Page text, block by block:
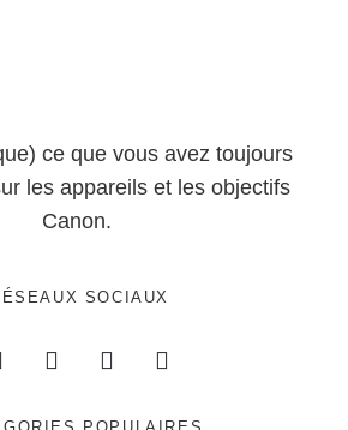
ce que vous avez toujours
les appareils et les objectifs
Canon.
SOCIAUX